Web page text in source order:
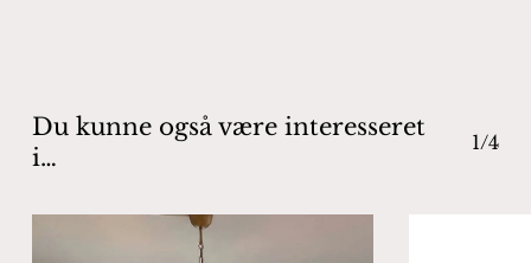
Du kunne også være interesseret
i…
1/4